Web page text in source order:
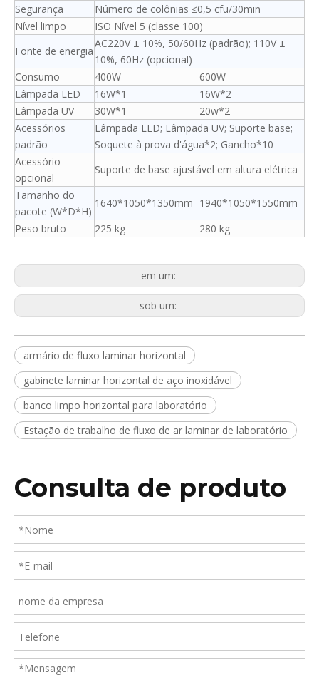
Segurança
Número de colônias ≤0,5 cfu/30min
Nível limpo
ISO Nível 5 (classe 100)
Fonte de energia
AC220V ± 10%, 50/60Hz (padrão); 110V ±
10%, 60Hz (opcional)
Consumo
400W
600W
Lâmpada LED
16W*1
16W*2
Lâmpada UV
30W*1
20w*2
Acessórios
padrão
Lâmpada LED; Lâmpada UV; Suporte base;
Soquete à prova d'água*2; Gancho*10
Acessório
opcional
Suporte de base ajustável em altura elétrica
Tamanho do
pacote (W*D*H)
1640*1050*1350mm 1940*1050*1550mm
Peso bruto
225 kg 280 kg
em um:
sob um:
armário de fluxo laminar horizontal
gabinete laminar horizontal de aço inoxidável
banco limpo horizontal para laboratório
Estação de trabalho de fluxo de ar laminar de laboratório
Consulta de produto